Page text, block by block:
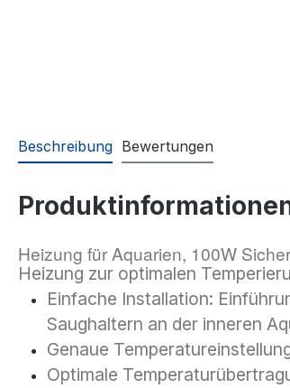
Beschreibung Bewertungen
Heizung für Aquarien, 100W
Heizung zur optimalen
Einfache Installation:
Saughaltern an der inneren
Genaue
Optimale